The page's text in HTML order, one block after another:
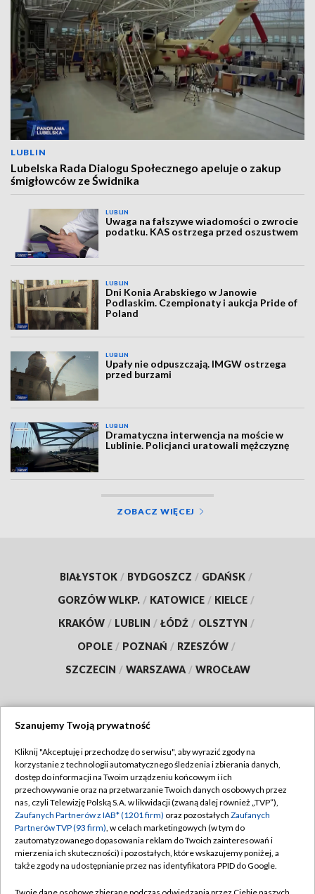
LUBLIN
Lubelska Rada Dialogu Społecznego apeluje o zakup
śmigłowców ze Świdnika
LUBLIN
Uwaga na fałszywe wiadomości o zwrocie
podatku. KAS ostrzega przed oszustwem
LUBLIN
Dni Konia Arabskiego w Janowie
Podlaskim. Czempionaty i aukcja Pride of
Poland
LUBLIN
Upały nie odpuszczają. IMGW ostrzega
przed burzami
LUBLIN
Dramatyczna interwencja na moście w
Lublinie. Policjanci uratowali mężczyznę
ZOBACZ WIĘCEJ
BIAŁYSTOK / BYDGOSZCZ / GDAŃSK /
GORZÓW WLKP. / KATOWICE / KIELCE /
KRAKÓW / LUBLIN / ŁÓDŹ / OLSZTYN /
OPOLE / POZNAŃ / RZESZÓW /
SZCZECIN / WARSZAWA / WROCŁAW
TVP
Abonament TVP
Emisja w TVP
Centrum informacji TVP
Naziemna Telewizja Cyfrowa
Regulamin TVP
Polityka prywatności
Moje zgody
Pomoc
Szanujemy Twoją prywatność
Kliknij "Akceptuję i przechodzę do serwisu", aby wyrazić zgody na
korzystanie z technologii automatycznego śledzenia i zbierania danych,
dostęp do informacji na Twoim urządzeniu końcowym i ich
przechowywanie oraz na przetwarzanie Twoich danych osobowych przez
nas, czyli Telewizję Polską S.A. w likwidacji (zwaną dalej również „TVP”),
Zaufanych Partnerów z IAB* (1201 firm) oraz pozostałych Zaufanych
Partnerów TVP (93 firm), w celach marketingowych (w tym do
zautomatyzowanego dopasowania reklam do Twoich zainteresowań i
mierzenia ich skuteczności) i pozostałych, które wskazujemy poniżej, a
także zgody na udostępnianie przez nas identyfikatora PPID do Google.